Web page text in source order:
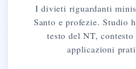
I divieti riguardanti
Santo e profezie. Studio
testo del NT, contesto
applicazioni